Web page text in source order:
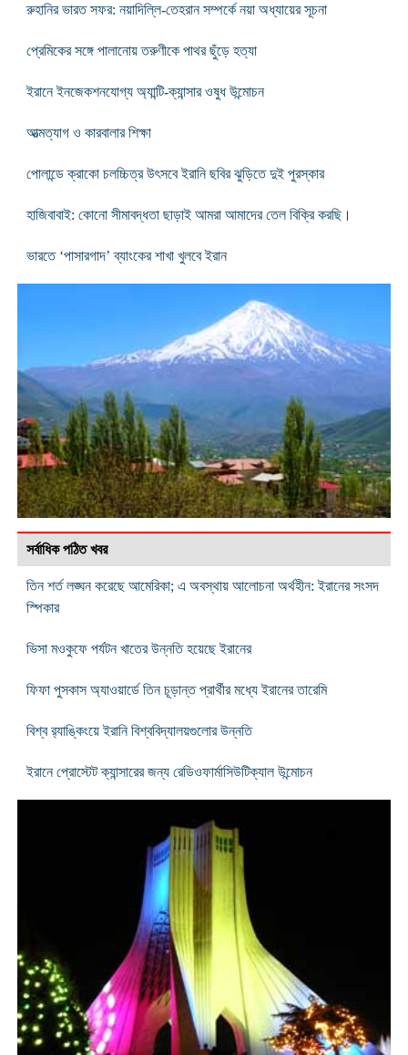
রুহানির ভারত সফর: নয়াদিল্লি-তেহরান সম্পর্কে নয়া অধ্যায়ের সূচনা
প্রেমিকের সঙ্গে পালানোয় তরুণীকে পাথর ছুঁড়ে হত্যা
ইরানে ইনজেকশনযোগ্য অ্যান্টি-ক্যান্সার ওষুধ উন্মোচন
আত্মত্যাগ ও কারবালার শিক্ষা
পোলান্ডে ক্রাকো চলচ্চিত্র উৎসবে ইরানি ছবির ঝুড়িতে দুই পুরস্কার
হাজিবাবাই: কোনো সীমাবদ্ধতা ছাড়াই আমরা আমাদের তেল বিক্রি করছি।
ভারতে ‘পাসারগাদ’ ব্যাংকের শাখা খুলবে ইরান
সর্বাধিক পঠিত খবর
তিন শর্ত লঙ্ঘন করেছে আমেরিকা; এ অবস্থায় আলোচনা অর্থহীন: ইরানের সংসদ
স্পিকার
ভিসা মওকুফে পর্যটন খাতের উন্নতি হয়েছে ইরানের
ফিফা পুসকাস অ্যাওয়ার্ডে তিন চূড়ান্ত প্রার্থীর মধ্যে ইরানের তারেমি
বিশ্ব র‌্যাঙ্কিংয়ে ইরানি বিশ্ববিদ্যালয়গুলোর উন্নতি
ইরানে প্রোস্টেট ক্যান্সারের জন্য রেডিওফার্মাসিউটিক্যাল উন্মোচন